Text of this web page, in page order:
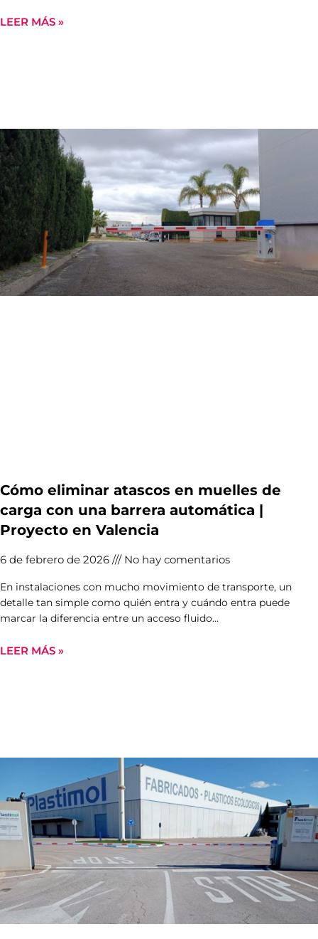
LEER MÁS »
Cómo eliminar atascos en muelles de
carga con una barrera automática |
Proyecto en Valencia
6 de febrero de 2026 No hay comentarios
En instalaciones con mucho movimiento de transporte, un
detalle tan simple como quién entra y cuándo entra puede
marcar la diferencia entre un acceso fluido…
LEER MÁS »